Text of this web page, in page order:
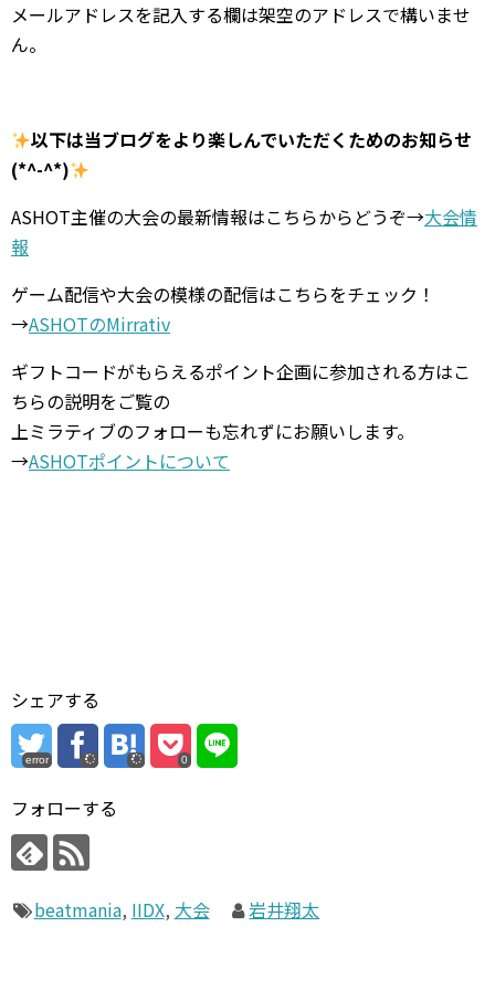
メールアドレスを記入する欄は架空のアドレスで構いませ
ん。
以下は当ブログをより楽しんでいただくためのお知らせ
(*^-^*)
ASHOT主催の大会の最新情報はこちらからどうぞ→大会情
報
ゲーム配信や大会の模様の配信はこちらをチェック！
→ASHOTのMirrativ
ギフトコードがもらえるポイント企画に参加される方はこ
ちらの説明をご覧の
上ミラティブのフォローも忘れずにお願いします。
→ASHOTポイントについて
シェアする
error 0
フォローする
beatmania, IIDX, 大会 岩井翔太